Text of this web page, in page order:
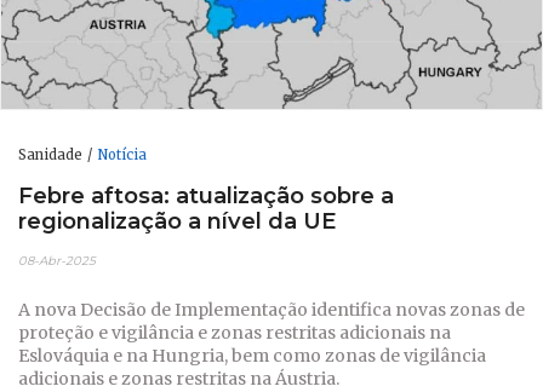
Sanidade Notícia
Febre aftosa: atualização sobre a
regionalização a nível da UE
08-Abr-2025
A nova Decisão de Implementação identifica novas zonas de
proteção e vigilância e zonas restritas adicionais na
Eslováquia e na Hungria, bem como zonas de vigilância
adicionais e zonas restritas na Áustria.